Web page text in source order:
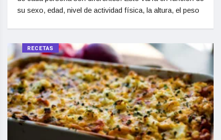
su sexo, edad, nivel de actividad física, la altura, el peso
RECETAS